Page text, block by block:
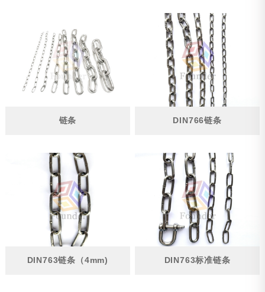
管件
钢丝绳
链条
钢丝绳配件
遮阳帆配件
游艇遮阳篷配件
护栏配件
链条 DIN766链条
DIN763链条（4mm) DIN763标准链条